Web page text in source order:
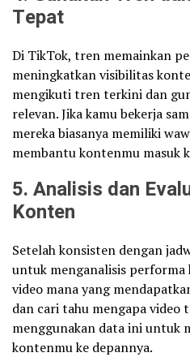
Tepat
Di TikTok, tren memainkan
meningkatkan visibilitas
mengikuti tren terkini dan
relevan. Jika kamu bekerja
mereka biasanya memiliki
membantu kontenmu masuk
5. Analisis dan
Konten
Setelah konsisten dengan
untuk menganalisis
video mana yang
dan cari tahu mengapa video
menggunakan data ini untuk
kontenmu ke depannya.